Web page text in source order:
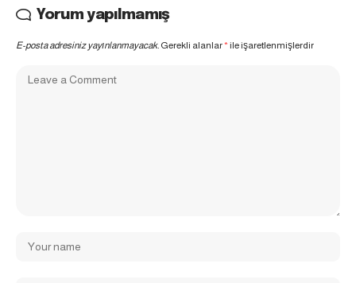
Yorum yapılmamış
E-posta adresiniz yayınlanmayacak. Gerekli alanlar*ile işaretlenmişlerdir